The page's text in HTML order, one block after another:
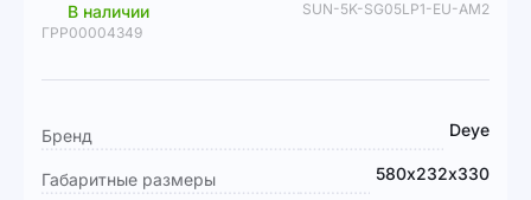
В наличии
SUN-5K-SG05LP1-EU-AM2
ГРР00004349
Подробная
информация
Бренд Deye
Габаритные размеры 580х232х330